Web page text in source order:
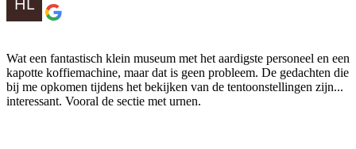
Wat een fantastisch klein museum met het aardigste personeel en een
kapotte koffiemachine, maar dat is geen probleem. De gedachten die
bij me opkomen tijdens het bekijken van de tentoonstellingen zijn...
interessant. Vooral de sectie met urnen.